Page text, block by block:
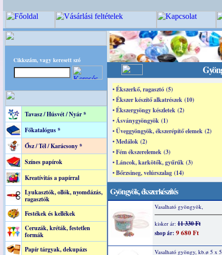
Cikkszám, vagy keresett szó
Tavasz / Húsvét / Nyár *
Főkatalógus *
Ősz / Tél / Karácsony *
Színes papírok
Kreatívitás a papírral
Lyukasztók, ollók, nyomdázás,
ragasztók
Festékek és kellékek
Ceruzák, kréták, festetlen
formák
Papír tárgyak, dekupázs
• Ékszerkő, ragasztó (5)
• Ékszer készítő alkatrészek (10)
• Ékszergyöngy készletek (2)
• Ásványgyöngyök (1)
• Üveggyöngyök, ékszerépítő elemek (2)
• Medálok (2)
• Fém ékszerelemek (3)
• Láncok, karkötők, gyűrűk (3)
• Bőrzsineg, velúrszalag (14)
Gyöngyök, ékszerkészítés
Vasalható gyöngyök,
kisker ár: 11 330 Ft
shop ár: 9 680 Ft
Vasalható gyöngy, kb.ø 5 x